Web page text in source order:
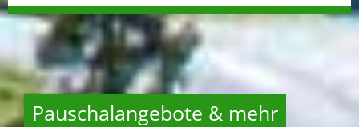
Pauschalangebote & mehr